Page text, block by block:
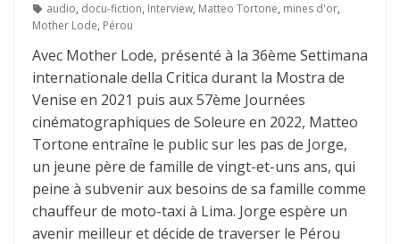
audio, docu-fiction, Interview, Matteo Tortone, mines d'or,
Mother Lode, Pérou
Avec Mother Lode, présenté à la 36ème Settimana
internationale della Critica durant la Mostra de
Venise en 2021 puis aux 57ème Journées
cinématographiques de Soleure en 2022, Matteo
Tortone entraîne le public sur les pas de Jorge,
un jeune père de famille de vingt-et-uns ans, qui
peine à subvenir aux besoins de sa famille comme
chauffeur de moto-taxi à Lima. Jorge espère un
avenir meilleur et décide de traverser le Pérou